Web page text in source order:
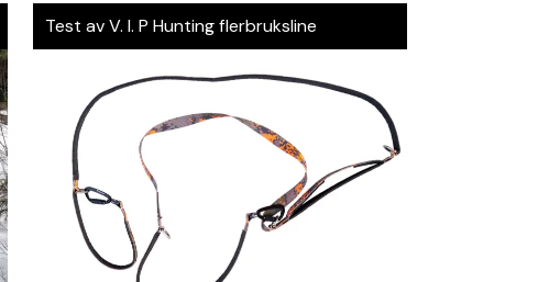
Test av V. I. P Hunting flerbruksline